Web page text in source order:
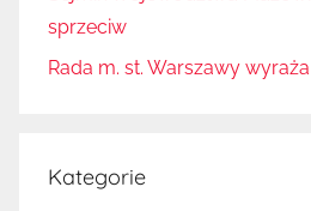
sprzeciw
Rada m. st. Warszawy
Kategorie